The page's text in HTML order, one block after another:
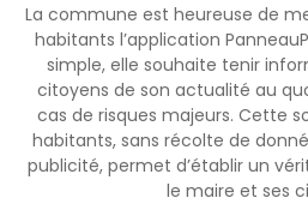
La commune est heureuse de
habitants l’application
simple, elle souhaite tenir
citoyens de son actualité au
cas de risques majeurs. Cette
habitants, sans récolte de
publicité, permet d’établir un
le maire et ses